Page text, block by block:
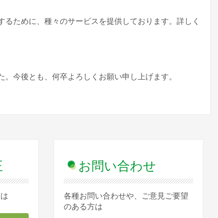
ために、種々のサービスを提供しております。詳しく
今後とも、何卒よろしくお願い申し上げます。
お問い合わせ
各種お問い合わせや、ご意見ご要望
のある方は